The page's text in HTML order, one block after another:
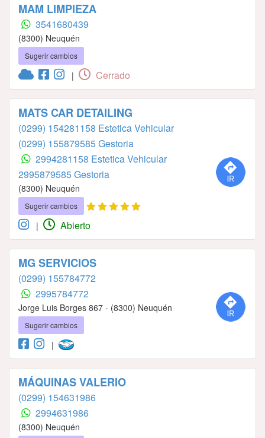
MAM LIMPIEZA
3541680439
(8300) Neuquén
Sugerir cambios
| Cerrado
MATS CAR DETAILING
(0299) 154281158 Estetica Vehicular
(0299) 155879585 Gestoria
2994281158 Estetica Vehicular
2995879585 Gestoria
(8300) Neuquén
Sugerir cambios
| Abierto
MG SERVICIOS
(0299) 155784772
2995784772
Jorge Luis Borges 867 - (8300) Neuquén
Sugerir cambios
|
MÁQUINAS VALERIO
(0299) 154631986
2994631986
(8300) Neuquén